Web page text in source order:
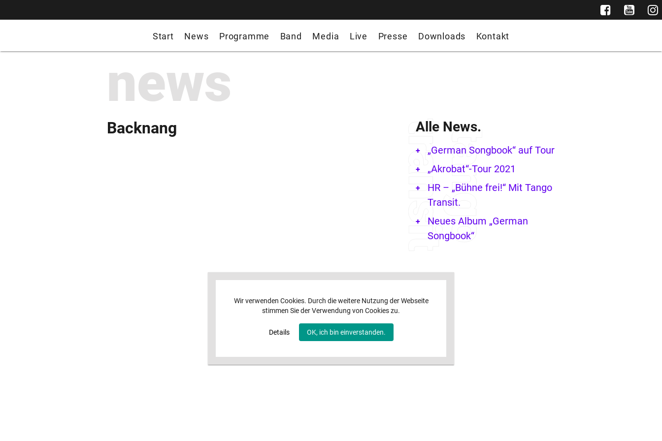
Start News Programme Band Media Live Presse Downloads Kontakt
Wir verwenden Cookies. Durch die weitere Nutzung der Webseite
stimmen Sie der Verwendung von Cookies zu.
Details OK, ich bin einverstanden.
news
Backnang Alle News.
„German Songbook“ auf Tour
„Akrobat“-Tour 2021
HR – „Bühne frei!“ Mit Tango
Transit.
Neues Album „German
Songbook“